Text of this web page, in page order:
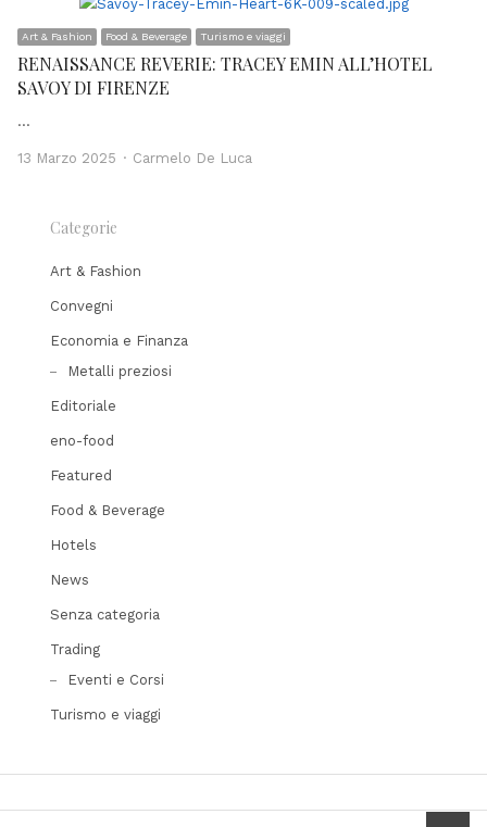
Art & Fashion Food & Beverage Turismo e viaggi
RENAISSANCE REVERIE: TRACEY EMIN ALL’HOTEL
SAVOY DI FIRENZE
…
13 Marzo 2025 Author
Carmelo De Luca
Categorie
Art & Fashion
Convegni
Economia e Finanza
Metalli preziosi
Editoriale
eno-food
Featured
Food & Beverage
Hotels
News
Senza categoria
Trading
Eventi e Corsi
Turismo e viaggi